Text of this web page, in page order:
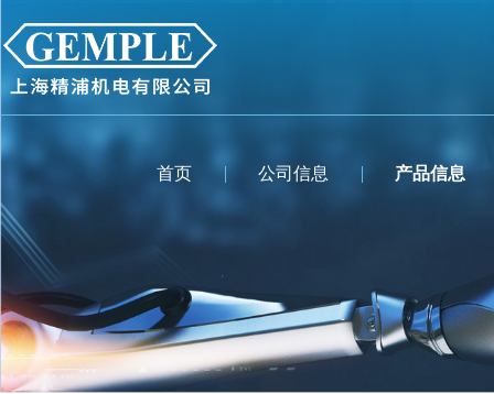
首页 公司信息 产品信息